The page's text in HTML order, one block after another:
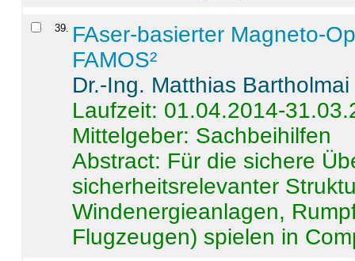
39. FAser-basierter Magneto-
FAMOS²
Dr.-Ing. Matthias Bartholmai
Laufzeit: 01.04.2014-
Mittelgeber: Sachbeihilfen
Abstract: Für die sichere
sicherheitsrelevanter
Windenergieanlagen,
Flugzeugen) spielen in